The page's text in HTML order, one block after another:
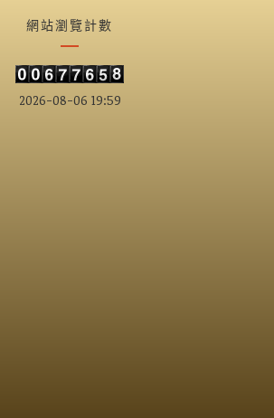
網站瀏覽計數
2026-08-06 19:59